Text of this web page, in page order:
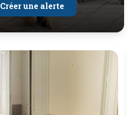
Créer une alerte